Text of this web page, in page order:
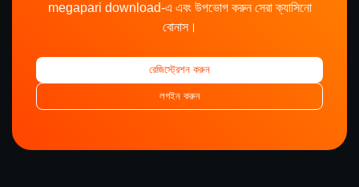
megapari download-এ এবং উপভোগ করুন সেরা ক্যাসিনো
বোনাস।
রেজিস্ট্রেশন করুন
লগইন করুন